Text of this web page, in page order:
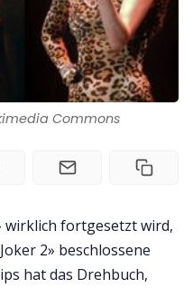
Commons
wirklich fortgesetzt wird,
2» beschlossene
hat das Drehbuch,